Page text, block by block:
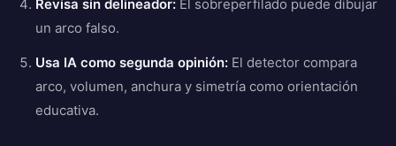
Revisa sin delineador: El sobreperfilado puede dibujar
un arco falso.
Usa IA como segunda opinión: El detector compara
arco, volumen, anchura y simetría como orientación
educativa.